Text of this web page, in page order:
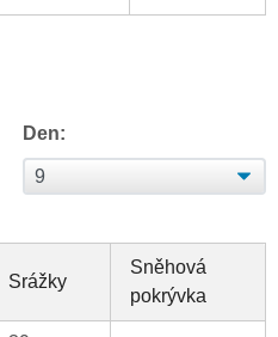
Den:
Srážky
Sněhová
pokrývka